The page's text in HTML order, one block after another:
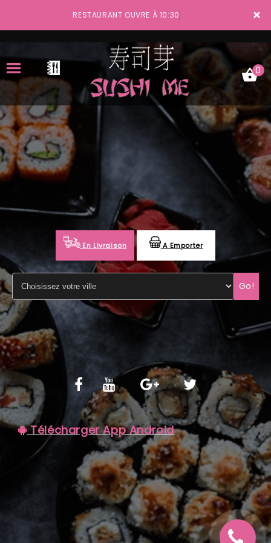
×
RESTAURANT OUVRE À 10:30
ACCUEIL
LA CARTE
VOTRE COMPTE
NOTRE RESTAURANT
MENTIONS LÉGALES
C.G.V
0
En Livraison A Emporter
Go!
Télécharger App Android